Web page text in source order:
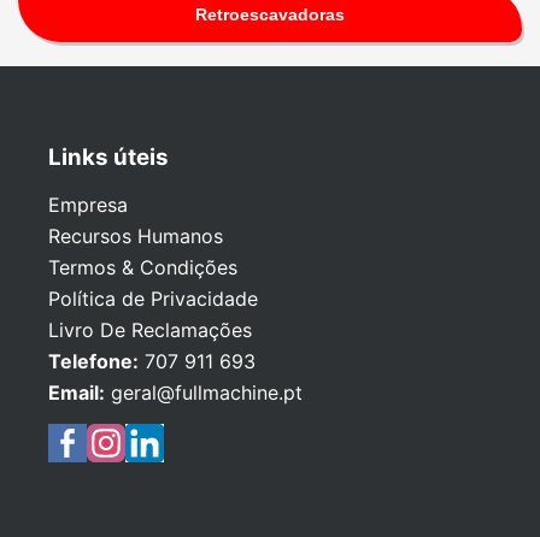
Retroescavadoras
Links úteis
Empresa
Recursos Humanos
Termos & Condições
Política de Privacidade
Livro De Reclamações
Telefone: 707 911 693
Email: geral@fullmachine.pt